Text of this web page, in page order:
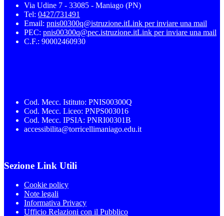
Via Udine 7 - 33085 - Maniago (PN)
Tel: 0427/731491
Email: pnis00300q@istruzione.itLink per inviare una mail
PEC: pnis00300q@pec.istruzione.itLink per inviare una mail
C.F.: 90002460930
Cod. Mecc. Istituto: PNIS00300Q
Cod. Mecc. Liceo: PNPS003016
Cod. Mecc. IPSIA: PNRI00301B
accessibilita@torricellimaniago.edu.it
Sezione Link Utili
Cookie policy
Note legali
Informativa Privacy
Ufficio Relazioni con il Pubblico